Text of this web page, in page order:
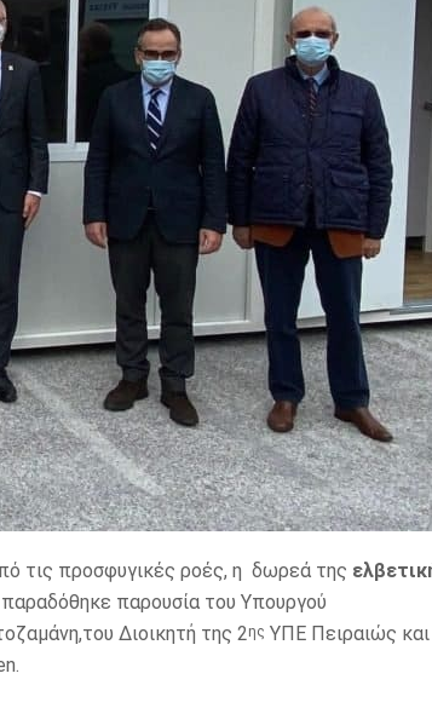
τις προσφυγικές ροές, η δωρεά της
παρουσία του Υπουργού
Διοικητή της 2ης ΥΠΕ Πειραιώς και